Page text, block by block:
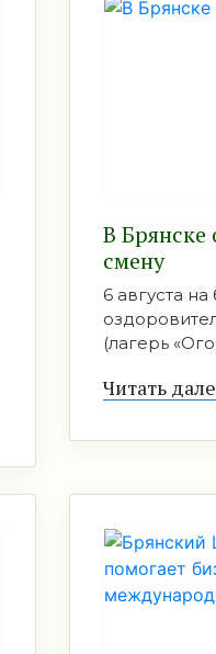
В
смену
6 августа
(лагерь
Читать